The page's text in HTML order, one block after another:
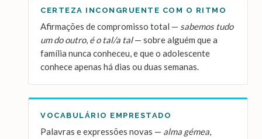
CERTEZA INCONGRUENTE COM O RITMO
Afirmações de compromisso total — sabemos tudo
um do outro, é o tal/a tal— sobre alguém que a
família nunca conheceu, e que o adolescente
conhece apenas há dias ou duas semanas.
VOCABULÁRIO EMPRESTADO
Palavras e expressões novas — alma gémea,